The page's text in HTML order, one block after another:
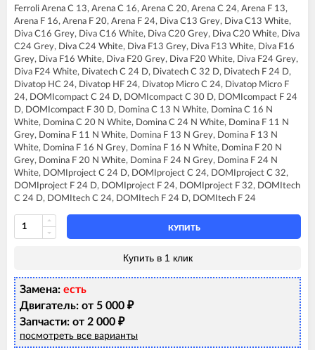
FERROLI DIVAtop ST F24
FERROLI DIVAtop ST F32
FERROLI BLUEHELIX TECH 25 A
FERROLI BLUEHELIX TECH 25C
FERROLI DIVA C13
FERROLI DIVA C16
FERROLI DIVA C20
FERROLI DIVA C24
FERROLI DIVA F13
FERROLI DIVA F16
FERROLI DIVA F20
FERROLI DIVA F24
FERROLI DIVAtop C24
FERROLI DIVAtop F24
FERROLI DIVAtop HC24
FERROLI DIVAtop HF24
FERROLI DIVAtop Low Nox C24
FERROLI DIVAtop Low Nox F24
FERROLI DIVAtop micro C24
FERROLI DIVAtop micro F24
FERROLI DIVAtop micro LN C24
FERROLI DIVAtop micro LN F24
FERROLI DIVAtop ST C24
FERROLI DIVAtop ST F24
FERROLI DOMIcompact C30
FERROLI DOMIcompact C30 D
FERROLI DOMIcompact F24
FERROLI DOMIcompact F24 B
Ferroli Arena C 13, Arena C 16, Arena C 20, Arena C 24, Arena F 13,
Arena F 16, Arena F 20, Arena F 24, Diva C13 Grey, Diva C13 White,
Diva C16 Grey, Diva C16 White, Diva C20 Grey, Diva C20 White, Diva
C24 Grey, Diva C24 White, Diva F13 Grey, Diva F13 White, Diva F16
Grey, Diva F16 White, Diva F20 Grey, Diva F20 White, Diva F24 Grey,
Diva F24 White, Divatech C 24 D, Divatech C 32 D, Divatech F 24 D,
Divatop HC 24, Divatop HF 24, Divatop Micro C 24, Divatop Micro F
24, DOMIcompact C 24 D, DOMIcompact C 30 D, DOMIcompact F 24
D, DOMIcompact F 30 D, Domina C 13 N White, Domina C 16 N
White, Domina C 20 N White, Domina C 24 N White, Domina F 11 N
Grey, Domina F 11 N White, Domina F 13 N Grey, Domina F 13 N
White, Domina F 16 N Grey, Domina F 16 N White, Domina F 20 N
Grey, Domina F 20 N White, Domina F 24 N Grey, Domina F 24 N
White, DOMIproject C 24 D, DOMIproject C 24, DOMIproject C 32,
DOMIproject F 24 D, DOMIproject F 24, DOMIproject F 32, DOMItech
C 24 D, DOMItech C 24, DOMItech F 24 D, DOMItech F 24
КУПИТЬ
Купить в 1 клик
Замена: есть
Двигатель: от 5 000 ₽
Запчасти: от 2 000 ₽
посмотреть все варианты